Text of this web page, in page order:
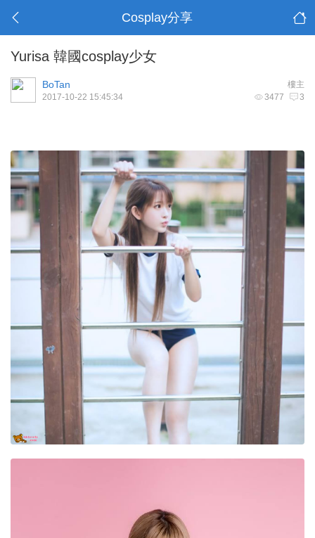
Cosplay分享
Yurisa 韓國cosplay少女
樓主
BoTan
3477 3
2017-10-22 15:45:34